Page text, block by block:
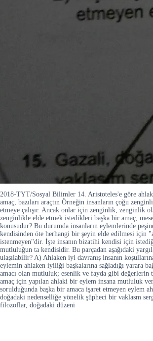
2018-TYT/Sosyal Bilimler 14. Aristoteles'e göre
amaç, bazıları araçtın Örneğin insanların çoğu
etmeye çalışır. Ancak onlar için zenginlik, zenginlik
zenginlikle elde etmek istedikleri başka bir amaç,
konusudur? Bu durumda insanların eylemlerinde
kendisinden öte herhangi bir şeyin elde edilmesi için
istenmeyen"dir. İşte insanın bizatihi kendisi için
mutluluğun ta kendisidir. Bu parçadan aşağıdaki
ulaşılabilir? A) Ahlaken iyi davranış insanın
eylemin ahlaken iyiliği başkalarına sağladığı yarara
amacı olan mutluluk; esenlik ve fayda gibi değerlerin
amaç için yapılan ahlaki bir eylem insana mutluluk
sorulduğunda başka bir amaca işaret etmeyen eylem
doğadaki nedenselliğe yönelik şüpheci bir vaklasm
filozoflar, doğadaki düzeni